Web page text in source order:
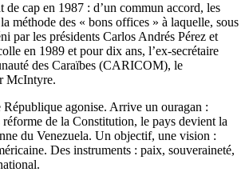
de cap en 1987 : d’un commun accord, les
méthode des « bons offices » à laquelle, sous
par les présidents Carlos Andrés Pérez et
en 1989 et pour dix ans, l’ex-secrétaire
des Caraïbes (CARICOM), le
McIntyre.
agonise. Arrive un ouragan :
de la Constitution, le pays devient la
du Venezuela. Un objectif, une vision :
Des instruments : paix, souveraineté,